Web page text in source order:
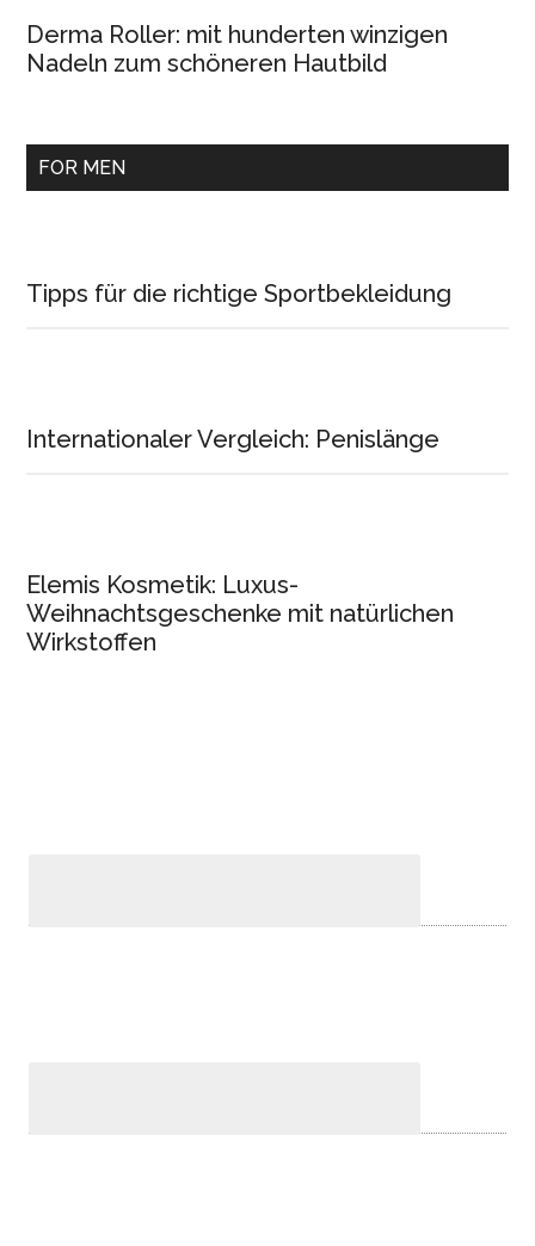
Derma Roller: mit hunderten winzigen
Nadeln zum schöneren Hautbild
FOR MEN
Tipps für die richtige Sportbekleidung
Internationaler Vergleich: Penislänge
Elemis Kosmetik: Luxus-
Weihnachtsgeschenke mit natürlichen
Wirkstoffen